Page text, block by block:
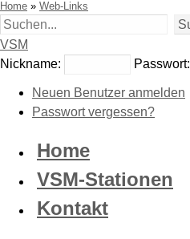
Home » Web-Links
VSM
Nickname:
Passwort:
Neuen Benutzer anmelden
Passwort vergessen?
Home
VSM-Stationen
Kontakt